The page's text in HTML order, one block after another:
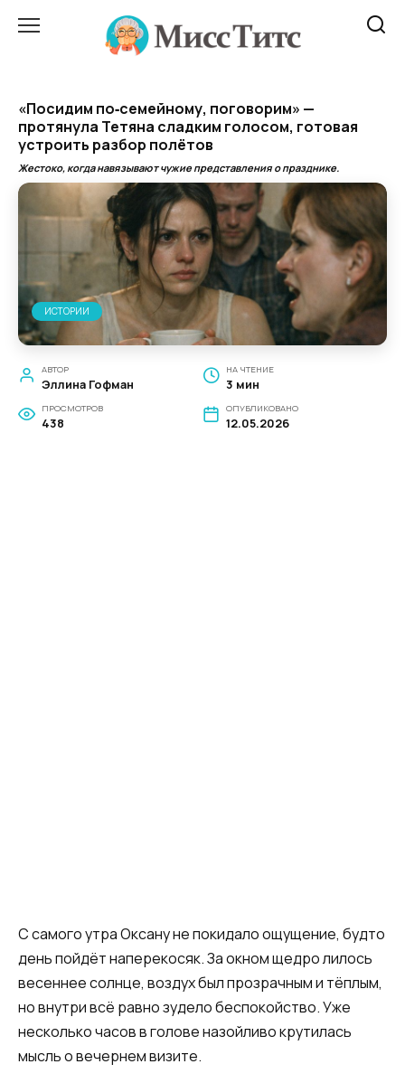
«Посидим по‑семейному, поговорим» —
протянула Тетяна сладким голосом, готовая
устроить разбор полётов
Жестоко, когда навязывают чужие представления о празднике.
ИСТОРИИ
АВТОР
Эллина Гофман
НА ЧТЕНИЕ
3 мин
ПРОСМОТРОВ
438
ОПУБЛИКОВАНО
12.05.2026
С самого утра Оксану не покидало ощущение, будто
день пойдёт наперекосяк. За окном щедро лилось
весеннее солнце, воздух был прозрачным и тёплым,
но внутри всё равно зудело беспокойство. Уже
несколько часов в голове назойливо крутилась
мысль о вечернем визите.